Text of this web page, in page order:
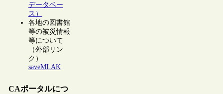
データベー
ス）
各地の図書館
等の被災情報
等について
（外部リン
ク）
saveMLAK
CAポータルにつ